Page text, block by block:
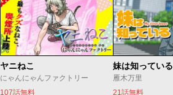
ヤニねこ
にゃんにゃんファクトリー
107話無料
妹は知っている
雁木万里
21話無料